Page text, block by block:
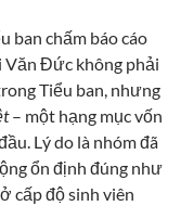
ban chấm báo cáo
Văn Đức không phải
Tiểu ban, nhưng
– một hạng mục vốn
Lý do là nhóm đã
ổn định đúng như
cấp độ sinh viên